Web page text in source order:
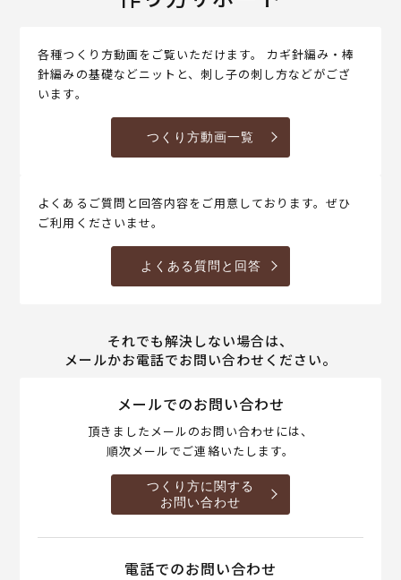
各種つくり方動画をご覧いただけます。 カギ針編み・棒
針編みの基礎などニットと、刺し子の刺し方などがござ
います。
つくり方動画一覧
よくあるご質問と回答内容をご用意しております。ぜひ
ご利用くださいませ。
よくある質問と回答
それでも解決しない場合は、
メールかお電話でお問い合わせください。
メールでのお問い合わせ
頂きましたメールのお問い合わせには、
順次メールでご連絡いたします。
つくり方に関する
お問い合わせ
電話でのお問い合わせ